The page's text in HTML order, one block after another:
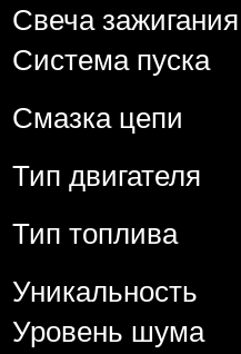
Свеча зажигания
Система пуска
Смазка цепи
Тип двигателя
Тип топлива
Уникальность
Уровень шума